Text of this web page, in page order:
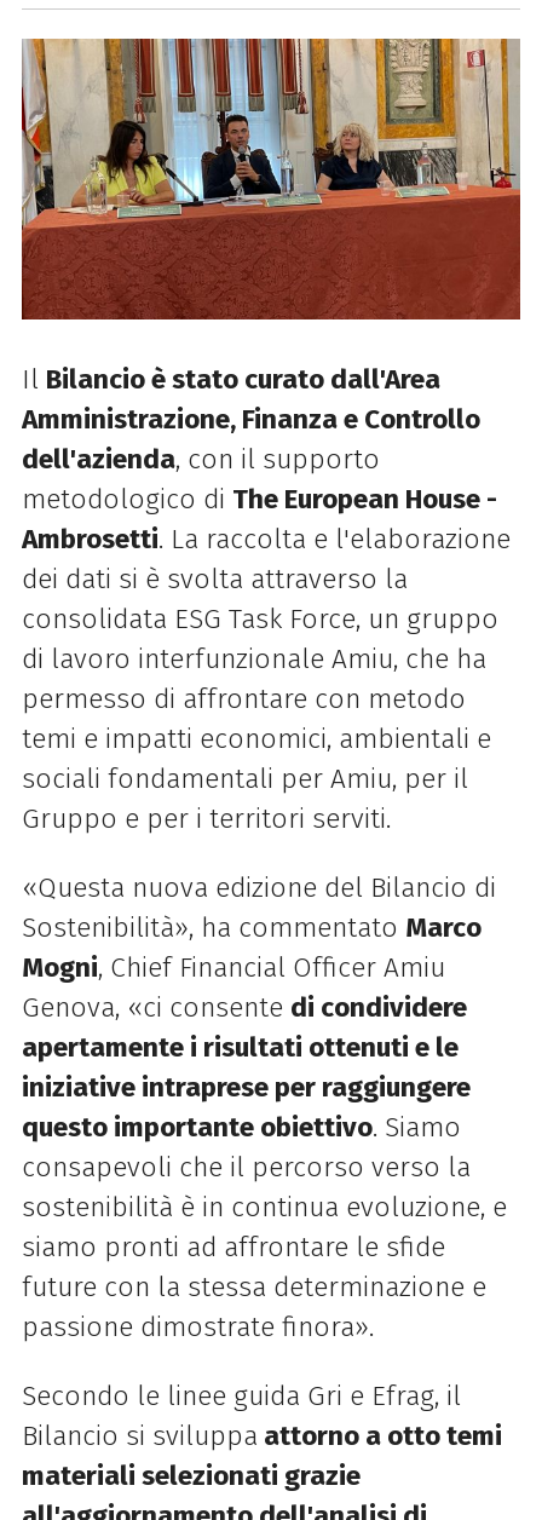
Il Bilancio è stato curato dall'Area
Amministrazione, Finanza e Controllo
dell'azienda, con il supporto
metodologico di The European House -
Ambrosetti. La raccolta e l'elaborazione
dei dati si è svolta attraverso la
consolidata ESG Task Force, un gruppo
di lavoro interfunzionale Amiu, che ha
permesso di affrontare con metodo
temi e impatti economici, ambientali e
sociali fondamentali per Amiu, per il
Gruppo e per i territori serviti.
«Questa nuova edizione del Bilancio di
Sostenibilità», ha commentato Marco
Mogni, Chief Financial Officer Amiu
Genova, «ci consente di condividere
apertamente i risultati ottenuti e le
iniziative intraprese per raggiungere
questo importante obiettivo. Siamo
consapevoli che il percorso verso la
sostenibilità è in continua evoluzione, e
siamo pronti ad affrontare le sfide
future con la stessa determinazione e
passione dimostrate finora».
Secondo le linee guida Gri e Efrag, il
Bilancio si sviluppa attorno a otto temi
materiali selezionati grazie